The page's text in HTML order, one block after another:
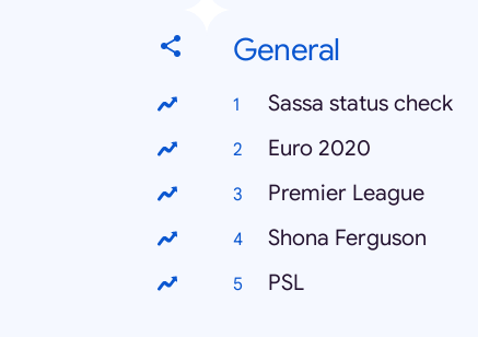
General
Sassa status check
Euro 2020
Premier League
Shona Ferguson
PSL